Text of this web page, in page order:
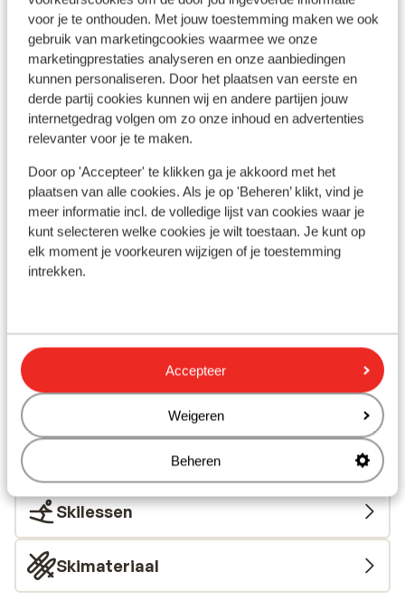
voor je te onthouden. Met jouw toestemming maken we ook
gebruik van marketingcookies waarmee we onze
marketingprestaties analyseren en onze aanbiedingen
kunnen personaliseren. Door het plaatsen van eerste en
derde partij cookies kunnen wij en andere partijen jouw
internetgedrag volgen om zo onze inhoud en advertenties
relevanter voor je te maken.
Door op 'Accepteer' te klikken ga je akkoord met het
plaatsen van alle cookies. Als je op 'Beheren’ klikt, vind je
meer informatie incl. de volledige lijst van cookies waar je
kunt selecteren welke cookies je wilt toestaan. Je kunt op
elk moment je voorkeuren wijzigen of je toestemming
intrekken.
Accepteer
Weigeren
Beheren
Bekijk op kaart
Afstanden
Centrum: 500 m
Luchthaven turin: 100 km
Treinstation oulx: 20 km
Bushalte: 500 m
Restaurant: 100 m
Skipas, -les en verhuur
Skilessen
Skimateriaal